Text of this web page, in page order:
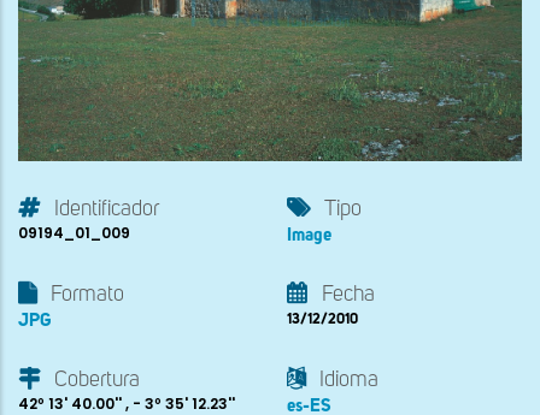
Identificador
09194_01_009
Tipo
Image
Formato
JPG
Fecha
13/12/2010
Cobertura
42º 13' 40.00'' , - 3º 35' 12.23''
Idioma
es-ES